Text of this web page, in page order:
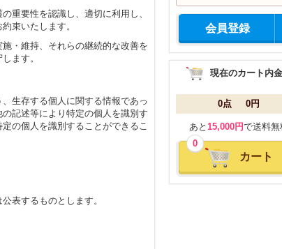
会員登録
現在のカート内
0点 0円
あと 15,000円で送料無
0
カート
重要性を認識し、適切に利用し、
束いたします。
・維持、それらの継続的な改善を
ます。
生存する個人に関する情報であっ
記述等により特定の個人を識別す
の個人を識別することができるこ
表するものとします。